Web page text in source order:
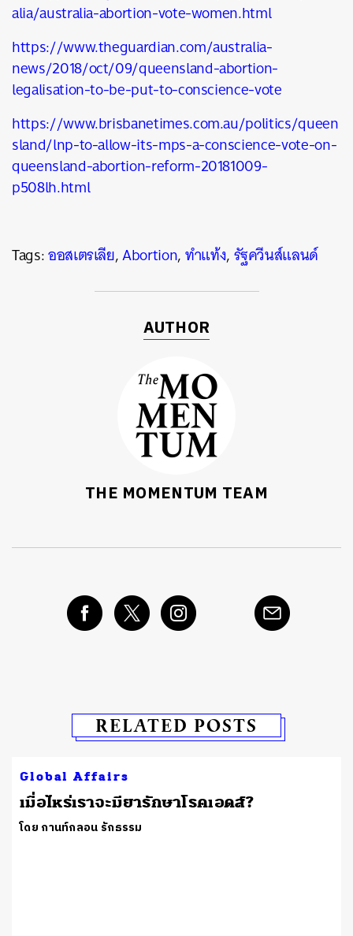
alia/australia-abortion-vote-women.html
https://www.theguardian.com/australia-
news/2018/oct/09/queensland-abortion-
legalisation-to-be-put-to-conscience-vote
https://www.brisbanetimes.com.au/politics/queen
sland/lnp-to-allow-its-mps-a-conscience-vote-on-
queensland-abortion-reform-20181009-
p508lh.html
Tags:ออสเตรเลีย,Abortion,ทำแท้ง,รัฐควีนส์แลนด์
AUTHOR
THE MOMENTUM TEAM
RELATED POSTS
Global Affairs
เมื่อไหร่เราจะมียารักษาโรคเอดส์?
โดย กานท์กลอน รักธรรม